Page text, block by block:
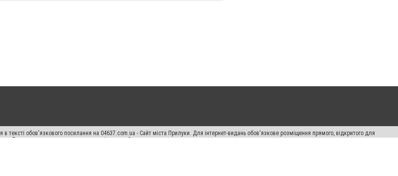
тексті обов'язкового посилання на 04637.com.ua - Сайт міста Прилуки. Для інтернет-видань обов'язкове розміщення прямого, відкритого для
Порушення виняткових прав переслідується Законом.